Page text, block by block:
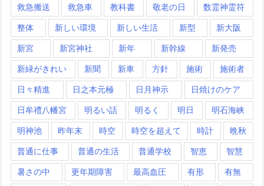
救急搬送 救急車 教科書 敬老の日 数霊神霊符
整体 新しい環境 新しい生活 新型 新大阪
新宮 新宮神社 新年 新幹線 新発売
新緑がきれい 新聞 新車 方針 施術 施術者
日々精進 日之本元極 日月神示 日焼けのケア
日牟禮八幡宮 明るい話 明るく 明日 明石海峡
明神池 昨年末 時空 時空を超えて 時計 晩秋
普通に仕事 普通の生活 普通学校 智恵 智慧
暑さの中 更年期障害 最高血圧 有形 有無